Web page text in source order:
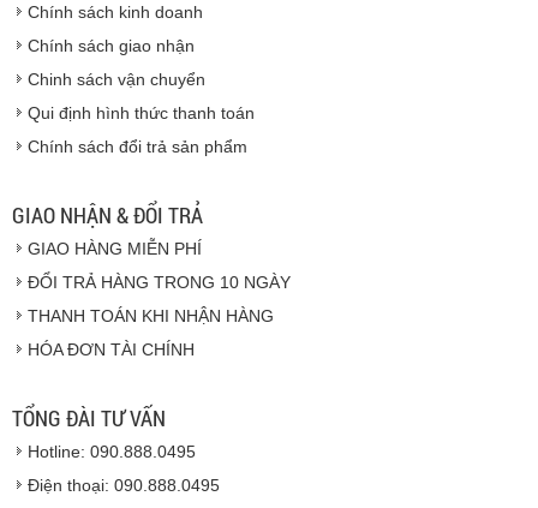
CAM KẾT CHẤT LƯỢNG
Hàng hóa được giao cho quý khách là hàng mới
100% nguyên đai nguyên kiện.
Vinhempich
độ bảo hành sản phẩm đối với nhà sản xuất hoặc
nhà nhập khẩu nếu sản phẩm bị lỗi hoặc hỏng hóc
Chính sách kinh doanh
Chính sách giao nhận
Chinh sách vận chuyển
Qui định hình thức thanh toán
Chính sách đổi trả sản phẩm
GIAO NHẬN & ĐỔI TRẢ
GIAO HÀNG MIỄN PHÍ
ĐỔI TRẢ HÀNG TRONG 10 NGÀY
THANH TOÁN KHI NHẬN HÀNG
HÓA ĐƠN TÀI CHÍNH
TỔNG ĐÀI TƯ VẤN
Hotline: 090.888.0495
Điện thoại: 090.888.0495